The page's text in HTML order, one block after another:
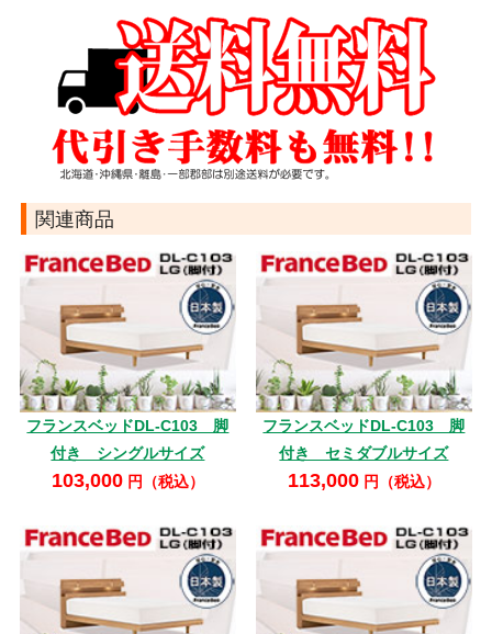
関連商品
フランスベッドDL-C103 脚
付き シングルサイズ
103,000円（税込）
フランスベッドDL-C103 脚
付き セミダブルサイズ
113,000円（税込）